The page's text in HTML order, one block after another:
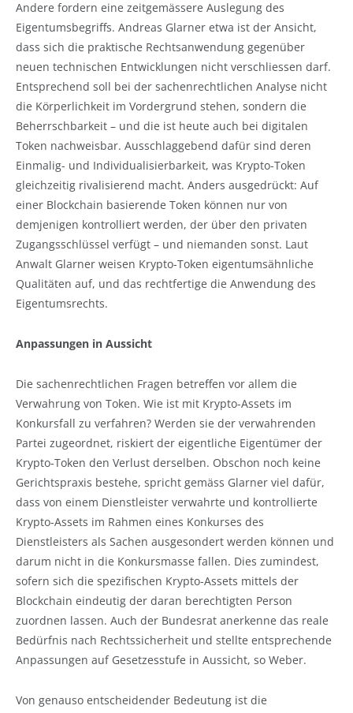
Andere fordern eine zeitgemässere Auslegung des
Eigentumsbegriffs. Andreas Glarner etwa ist der Ansicht,
dass sich die praktische Rechtsanwendung gegenüber
neuen technischen Entwicklungen nicht verschliessen darf.
Entsprechend soll bei der sachenrechtlichen Analyse nicht
die Körperlichkeit im Vordergrund stehen, sondern die
Beherrschbarkeit – und die ist heute auch bei digitalen
Token nachweisbar. Ausschlaggebend dafür sind deren
Einmalig- und Individualisierbarkeit, was Krypto-Token
gleichzeitig rivalisierend macht. Anders ausgedrückt: Auf
einer Blockchain basierende Token können nur von
demjenigen kontrolliert werden, der über den privaten
Zugangsschlüssel verfügt – und niemanden sonst. Laut
Anwalt Glarner weisen Krypto-Token eigentumsähnliche
Qualitäten auf, und das rechtfertige die Anwendung des
Eigentumsrechts.
Anpassungen in Aussicht
Die sachenrechtlichen Fragen betreffen vor allem die
Verwahrung von Token. Wie ist mit Krypto-Assets im
Konkursfall zu verfahren? Werden sie der verwahrenden
Partei zugeordnet, riskiert der eigentliche Eigentümer der
Krypto-Token den Verlust derselben. Obschon noch keine
Gerichtspraxis bestehe, spricht gemäss Glarner viel dafür,
dass von einem Dienstleister verwahrte und kontrollierte
Krypto-Assets im Rahmen eines Konkurses des
Dienstleisters als Sachen ausgesondert werden können und
darum nicht in die Konkursmasse fallen. Dies zumindest,
sofern sich die spezifischen Krypto-Assets mittels der
Blockchain eindeutig der daran berechtigten Person
zuordnen lassen. Auch der Bundesrat anerkenne das reale
Bedürfnis nach Rechtssicherheit und stellte entsprechende
Anpassungen auf Gesetzesstufe in Aussicht, so Weber.
Von genauso entscheidender Bedeutung ist die